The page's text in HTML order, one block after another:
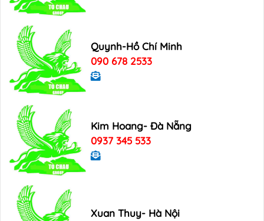
Quynh-Hồ Chí Minh
090 678 2533
Kim Hoang- Đà Nẵng
0937 345 533
Xuan Thuy- Hà Nội